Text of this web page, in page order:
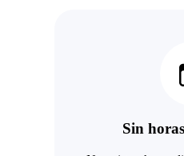
Sin